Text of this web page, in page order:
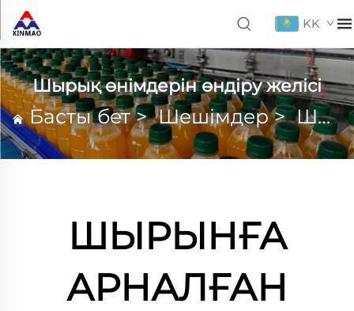
KK
Шырық өнімдерін өндіру желісі
Басты бет>Шешімдер>Шырық өнімдерін өндіру желісі
ШЫРЫНҒА
АРНАЛҒАН